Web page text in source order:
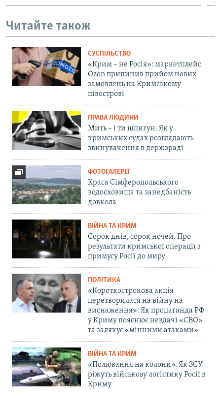
Читайте також
СУСПІЛЬСТВО
«Крим – не Росія»: маркетплейс
Ozon припинив прийом нових
замовлень на Кримському
півострові
ПРАВА ЛЮДИНИ
Мить – і ти шпигун. Як у
кримських судах розглядають
звинувачення в держзраді
ФОТОГАЛЕРЕЇ
Краса Сімферопольського
водосховища та занедбаність
довкола
ВІЙНА ТА КРИМ
Сорок днів, сорок ночей. Про
результати кримської операції з
примусу Росії до миру
ПОЛІТИКА
«Короткострокова акція
перетворилася на війну на
виснаження»: Як пропаганда РФ
у Криму пояснює невдачі «СВО»
та залякує «мінними атаками»
ВІЙНА ТА КРИМ
«Полювання на колони». Як ЗСУ
ріжуть військову логістику Росії в
Криму